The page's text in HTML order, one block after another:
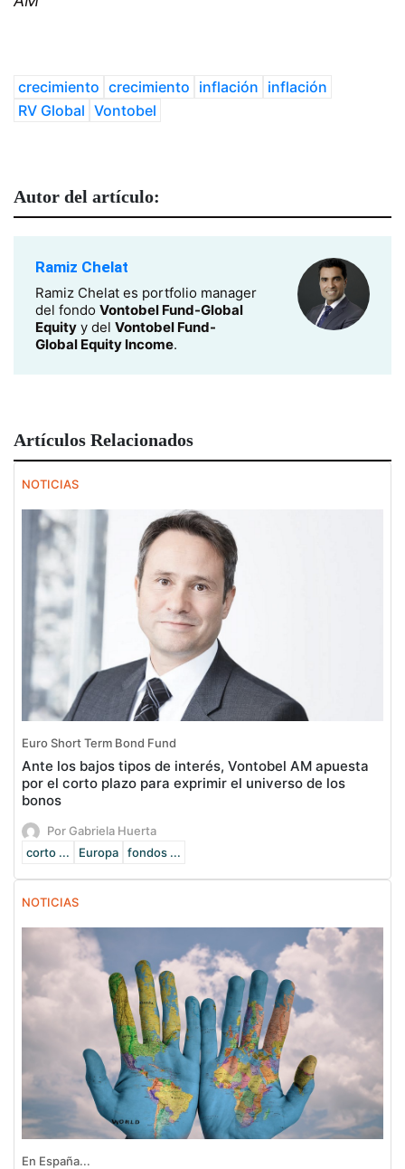
crecimiento crecimiento inflación inflación
RV Global Vontobel
Autor del artículo:
Ramiz Chelat
Ramiz Chelat es portfolio manager
del fondo Vontobel Fund-Global
Equity y del Vontobel Fund-
Global Equity Income.
Artículos Relacionados
NOTICIAS
Euro Short Term Bond Fund
Ante los bajos tipos de interés, Vontobel AM apuesta
por el corto plazo para exprimir el universo de los
bonos
Por Gabriela Huerta
corto ...
Europa fondos ...
NOTICIAS
En España...